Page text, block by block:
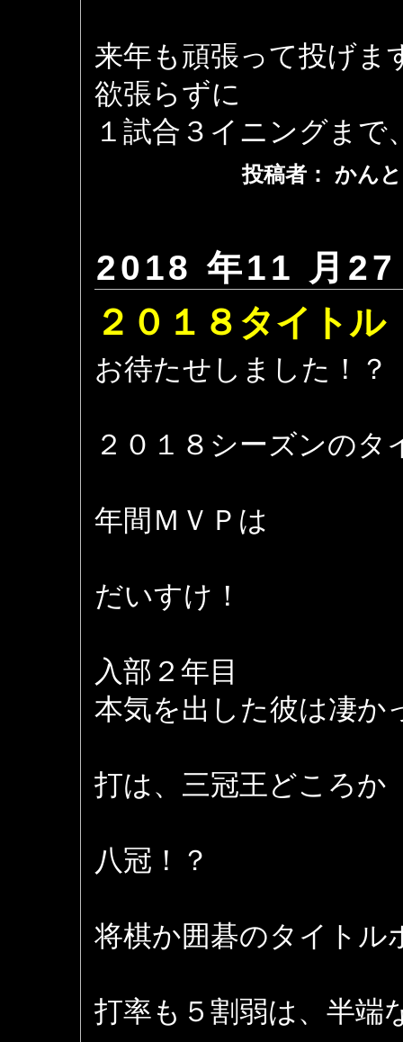
来年も頑張って投げま
欲張らずに
１試合３イニングまで
投稿者： かん
2018 年11 月
２０１８タイト
お待たせしました！？
２０１８シーズンの
年間ＭＶＰは
だいすけ！
入部２年目
本気を出した彼は凄か
打は、三冠王どころか
八冠！？
将棋か囲碁のタイトル
打率も５割弱は、半端